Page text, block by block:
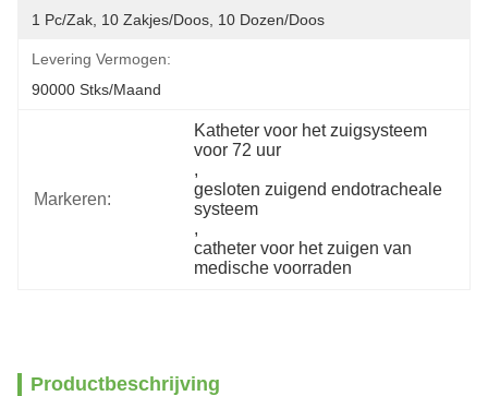
1 Pc/zak, 10 Zakjes/doos, 10 Dozen/doos
Levering Vermogen:
90000 Stks/maand
Markeren:
Katheter voor het zuigsysteem
voor 72 uur
,
gesloten zuigend endotracheale
systeem
,
catheter voor het zuigen van
medische voorraden
Productbeschrijving